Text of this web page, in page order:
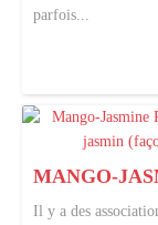
parfois...
Il y a des